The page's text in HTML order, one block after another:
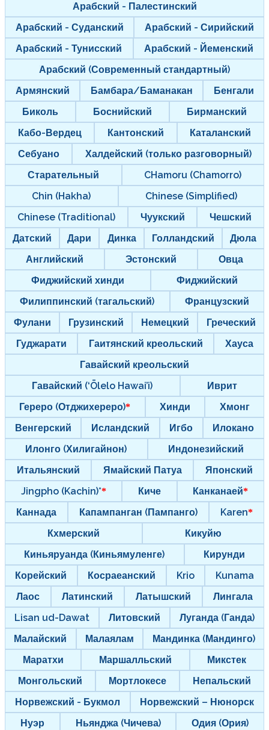
Арабский - Палестинский
Арабский - Суданский
Арабский - Сирийский
Арабский - Тунисский
Арабский - Йеменский
Арабский (Современный стандартный)
Армянский
Бамбара/Баманакан
Бенгали
Биколь
Боснийский
Бирманский
Кабо-Вердец
Кантонский
Каталанский
Себуано
Халдейский (только разговорный)
Старательный
CHamoru (Chamorro)
Chin (Hakha)
Chinese (Simplified)
Chinese (Traditional)
Чуукский
Чешский
Датский
Дари Динка Голландский
Дюла
Английский
Эстонский
Овца
Фиджийский хинди
Фиджийский
Филиппинский (тагальский)
Французский
Фулани
Грузинский Немецкий
Греческий
Гуджарати
Гаитянский креольский
Хауса
Гавайский креольский
Гавайский (‘Ōlelo Hawai’i)
Иврит
Гереро (Отджихереро)
Хинди
Хмонг
Венгерский
Исландский Игбо
Илокано
Илонго (Хилигайнон)
Индонезийский
Итальянский
Ямайский Патуа
Японский
Jingpho (Kachin)*
Киче
Канканаей
Каннада
Капампанган (Пампанго)
Karen
Кхмерский
Кикуйю
Киньяруанда (Киньямуленге)
Кирунди
Корейский
Косраеанский Krio
Kunama
Лаос
Латинский Латышский
Лингала
Lisan ud-Dawat
Литовский
Луганда (Ганда)
Малайский
Малаялам
Мандинка (Мандинго)
Маратхи
Маршалльский
Микстек
Монгольский
Мортлокесе
Непальский
Норвежский - Букмол
Норвежский – Нюнорск
Нуэр
Ньянджа (Чичева)
Одия (Ория)